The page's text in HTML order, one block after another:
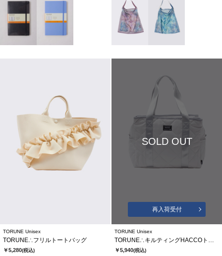
TORUNE Unisex
TORUNE∴フリルトートバッグ
￥5,280(税込)
SOLD OUT
再入荷受付
TORUNE Unisex
TORUNE∴キルティングHACCOトートバッグ
￥5,940(税込)